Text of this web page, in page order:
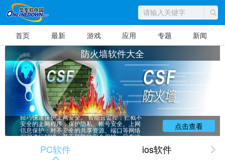
首页 最新 游戏 应用 专题 新闻
防火墙软件大全
防火墙软件大全，云安全引擎，解决了传
统网络防火墙频繁拦截、识别能力弱的问题，
轻巧快速保护上网安全。 智能云监控：拦截不
安全的上网程序，保护隐私、帐号安全。上网
信息保护：对不安全的共享资源、端口等网络
漏洞进行封堵。基于预防的安全保护，只有这
推荐了各类免费的防火墙软件大全软件，赶快
来下载吧！
点击查看
PC软件 ios软件